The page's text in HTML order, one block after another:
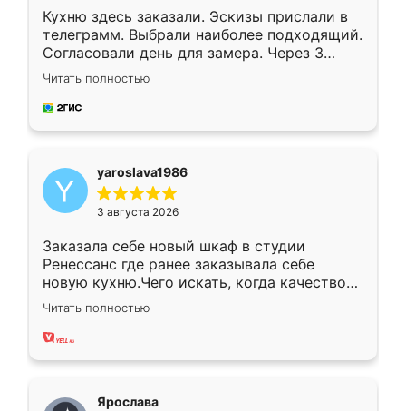
Кухню здесь заказали. Эскизы прислали в
телеграмм. Выбрали наиболее подходящий.
Согласовали день для замера. Через 3
недели кухня была уже готова. Остались
довольны работой. Спасибо Ренессанс
мебель за качественную работу!
Читать полностью
yaroslava1986
3 августа 2026
Заказала себе новый шкаф в студии
Ренессанс где ранее заказывала себе
новую кухню.Чего искать, когда качеством
вполне довольна. Служит кухня уже почти
два года, нареканий нет.
Читать полностью
Ярослава